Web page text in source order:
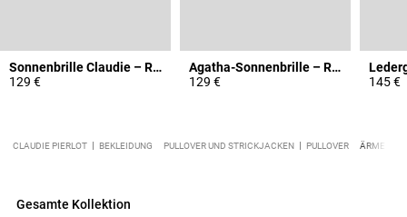
Sonnenbrille Claudie – Rendel
129 €
Agatha-Sonnenbrille – Rendel
129 €
145 €
CLAUDIE PIERLOT BEKLEIDUNG PULLOVER UND STRICKJACKEN PULLOVER
Gesamte Kollektion